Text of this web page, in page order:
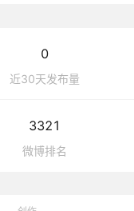
0
近30天发布量
3321
微博排名